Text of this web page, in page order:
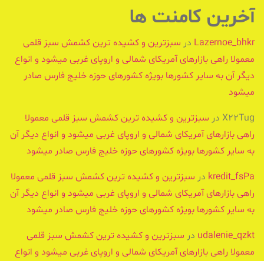
آخرین کامنت ها
Lazernoe_bhkr در سبزترین و کشیده ترین کشمش سبز قلمی
معمولا راهی بازارهای آمریکای شمالی و اروپای غربی میشود و انواع
دیگر آن به سایر کشورها بویژه کشورهای حوزه خلیج فارس صادر
میشود
X22Tug در سبزترین و کشیده ترین کشمش سبز قلمی معمولا
راهی بازارهای آمریکای شمالی و اروپای غربی میشود و انواع دیگر آن
به سایر کشورها بویژه کشورهای حوزه خلیج فارس صادر میشود
kredit_fsPa در سبزترین و کشیده ترین کشمش سبز قلمی معمولا
راهی بازارهای آمریکای شمالی و اروپای غربی میشود و انواع دیگر آن
به سایر کشورها بویژه کشورهای حوزه خلیج فارس صادر میشود
udalenie_qzkt در سبزترین و کشیده ترین کشمش سبز قلمی
معمولا راهی بازارهای آمریکای شمالی و اروپای غربی میشود و انواع